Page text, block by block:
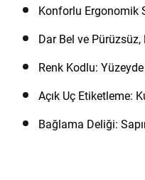
Konforlu Ergonomik
Dar Bel ve Pürüzsüz,
Renk Kodlu:
Açık Uç Etiketleme:
Bağlama Deliği: